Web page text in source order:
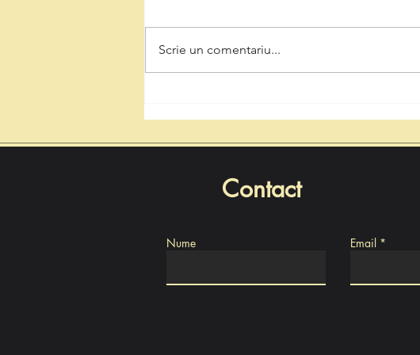
Ecologizarea și reconversia
spațiu verde
Scrie un comentariu...
Contact
Nume Email